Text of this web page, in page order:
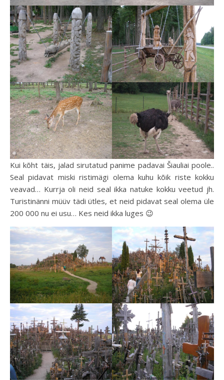
Kui kõht täis, jalad sirutatud panime padavai Šiauliai poole..
Seal pidavat miski ristimägi olema kuhu kõik riste kokku
veavad… Kurrja oli neid seal ikka natuke kokku veetud jh.
Turistinänni müüv tädi ütles, et neid pidavat seal olema üle
200 000 nu ei usu… Kes neid ikka luges 😉